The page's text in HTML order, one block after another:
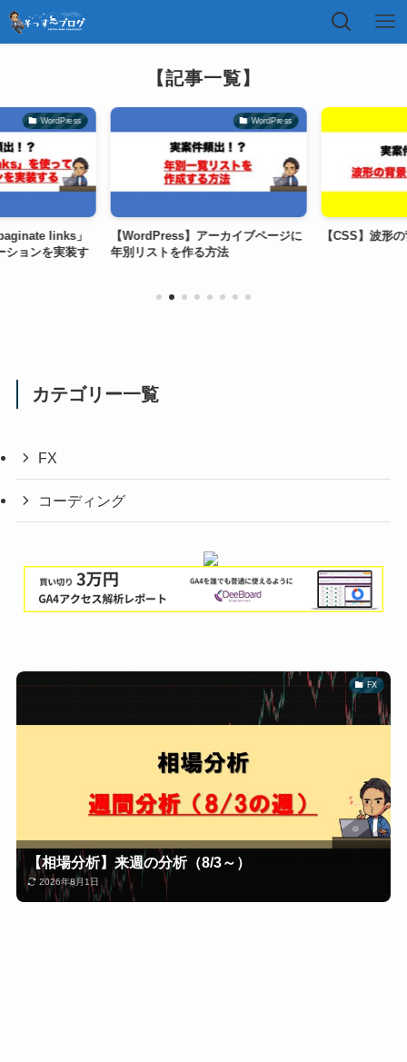
【記事一覧】
WordPress
links」
ョンを実装す
WordPress
【WordPress】アーカイブページに
年別リストを作る方法
【CSS】波形の
カテゴリー一覧
FX
コーディング
FX
【相場分析】来週の分析（8/3～）
2026年8月1日